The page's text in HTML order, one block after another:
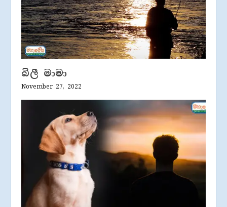
බිලී මාමා
November 27, 2022